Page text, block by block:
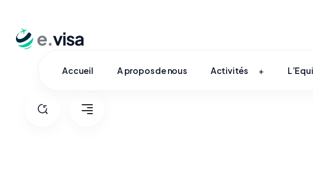
Accueil A propos de nous Activités